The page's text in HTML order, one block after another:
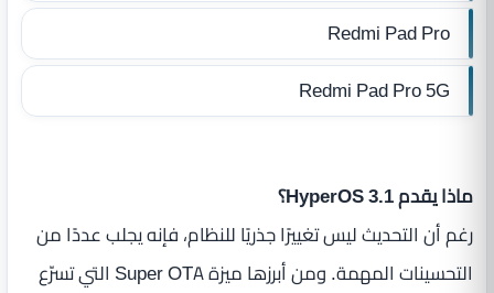
Redmi Pad Pro
Redmi Pad Pro 5G
ماذا يقدم HyperOS 3.1؟
رغم أن التحديث ليس تغييرًا جذريًا للنظام، فإنه يجلب عددًا من
التحسينات المهمة. ومن أبرزها ميزة Super OTA التي تسرّع